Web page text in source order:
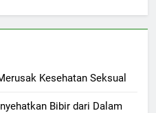
Kesehatan Seksual
Bibir dari Dalam